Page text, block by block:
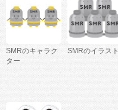
SMRのキャラク
ター
SMRのイラスト